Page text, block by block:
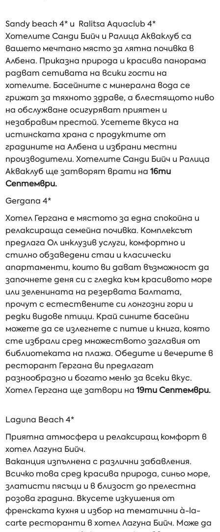
Sandy beach 4* и Ralitsa Aquaclub 4*
Хотелите Санди Бийч и Ралица Акваклуб са
вашето мечтано място за лятна почивка в
Албена. Приказна природа и красива панорама
радват сетивата на всики гости на
хотелите. Басейните с минерална вода се
грижат за тяхното здраве, а блестящото ниво
на обслужване осигуряват приятен и
незабравим престой. Усетете вкуса на
истинската храна с продуктите от
градините на Албена и избрани местни
производители. Хотелите Санди Бийч и Ралица
Акваклуб ще затворят врати на16ти
Септември.
Gergana 4*
Хотел Гергана е мястото за една спокойна и
релаксираща семейна почивка. Комплексът
предлага Ол инклузив услуги, комфортно и
стилно обзаведени стаи и класически
апартаменти, които ви дават възможност да
започнете деня си с гледка към красивото море
или зеленината на резервата Балтата,
прочут с естествените си лонгозни гори и
редки видове птици. Край сините басейни
можете да се излегнете с питие и книга, която
сте избрали сред множеството заглавия от
библиотеката на плажа. Обедите и вечерите в
ресторант Гергана ви предлагат
разнообразно и богато меню за всеки вкус.
Хотел Гергана ще затвори на19ти Септември.
Laguna Beach 4*
Приятна атмосфера и релаксиращ комфорт в
хотел Лагуна Бийч.
Ваканция изпълнена с различни забавления.
Всичко това сред красива природа, синьо море,
златисти пясъци и в близост до прелестна
розова градина. Вкусете изкушения от
френската кухня и избор на тематични à-la-
carte ресторанти в хотел Лагуна Бийч. Може да